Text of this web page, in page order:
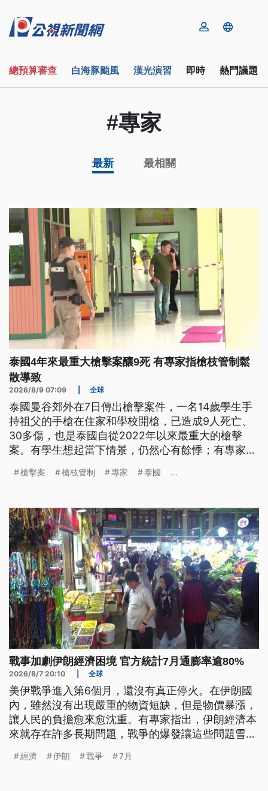
總預算審查 白海豚颱風 漢光演習 即時 熱門議題
#專家
最新 最相關
泰國4年來最重大槍擊案釀9死 有專家指槍枝管制鬆
散導致
2026/8/9 07:09 全球
泰國曼谷郊外在7日傳出槍擊案件，一名14歲學生手
持祖父的手槍在住家和學校開槍，已造成9人死亡、
30多傷，也是泰國自從2022年以來最重大的槍擊
案。有學生想起當下情景，仍然心有餘悸；有專家表
關。
槍擊案 槍枝管制 專家 泰國 ...
戰事加劇伊朗經濟困境 官方統計7月通膨率逾80%
2026/8/7 20:10 全球
美伊戰爭進入第6個月，還沒有真正停火。在伊朗國
內，雖然沒有出現嚴重的物資短缺，但是物價暴漲，
讓人民的負擔愈來愈沈重。有專家指出，伊朗經濟本
來就存在許多長期問題，戰爭的爆發讓這些問題雪上
經濟 伊朗 戰爭 7月